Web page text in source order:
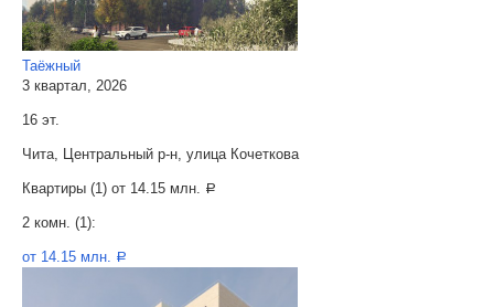
Таёжный
3 квартал, 2026
16 эт.
Чита, Центральный р-н, улица Кочеткова
Квартиры (1) от 14.15 млн. a
2 комн. (1):
от 14.15 млн. a